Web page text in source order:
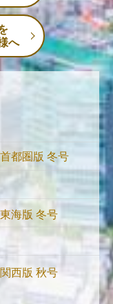
へ
都圏版 冬号
海版 冬号
西版 秋号